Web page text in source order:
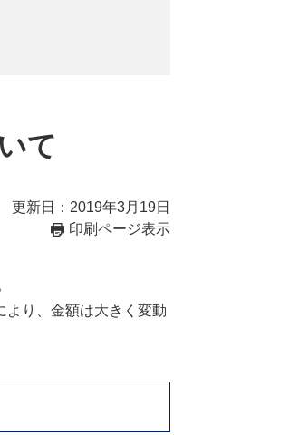
て
更新日：2019年3月19日
印刷ページ表示
より、金額は大きく変動